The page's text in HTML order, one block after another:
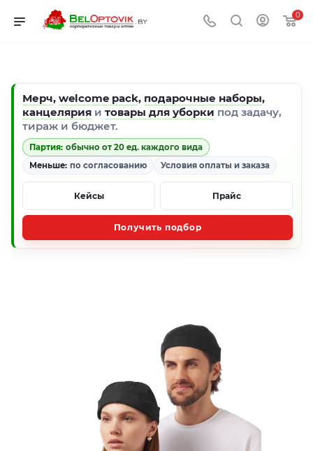
0
Мерч, welcome pack, подарочные наборы,
канцелярия и товары для уборки под задачу,
тираж и бюджет.
Партия: обычно от 20 ед. каждого вида
Меньше: по согласованию Условия оплаты и заказа
Кейсы Прайс
Получить подбор